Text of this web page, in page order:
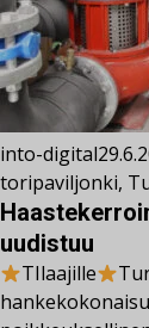
into-digital
toripaviljonki,
uudistuu
TIlaajille